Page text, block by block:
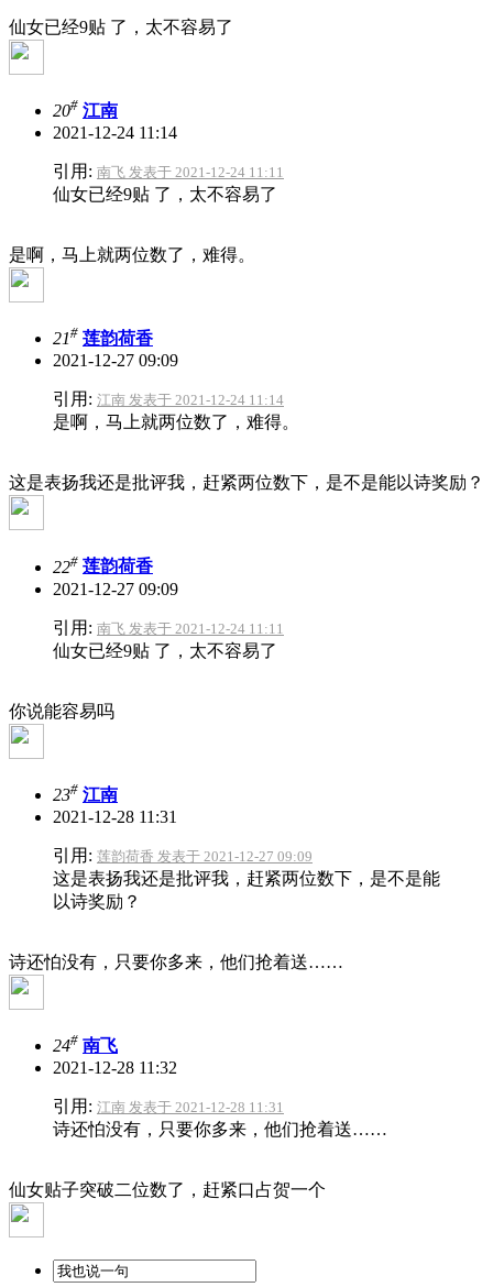
仙女已经9贴 了，太不容易了
20# 江南
2021-12-24 11:14
引用: 南飞 发表于 2021-12-24 11:11
仙女已经9贴 了，太不容易了
是啊，马上就两位数了，难得。
21# 莲韵荷香
2021-12-27 09:09
引用: 江南 发表于 2021-12-24 11:14
是啊，马上就两位数了，难得。
这是表扬我还是批评我，赶紧两位数下，是不是能以诗奖励？
22# 莲韵荷香
2021-12-27 09:09
引用: 南飞 发表于 2021-12-24 11:11
仙女已经9贴 了，太不容易了
你说能容易吗
23# 江南
2021-12-28 11:31
引用: 莲韵荷香 发表于 2021-12-27 09:09
这是表扬我还是批评我，赶紧两位数下，是不是能
以诗奖励？
诗还怕没有，只要你多来，他们抢着送……
24# 南飞
2021-12-28 11:32
引用: 江南 发表于 2021-12-28 11:31
诗还怕没有，只要你多来，他们抢着送……
仙女贴子突破二位数了，赶紧口占贺一个